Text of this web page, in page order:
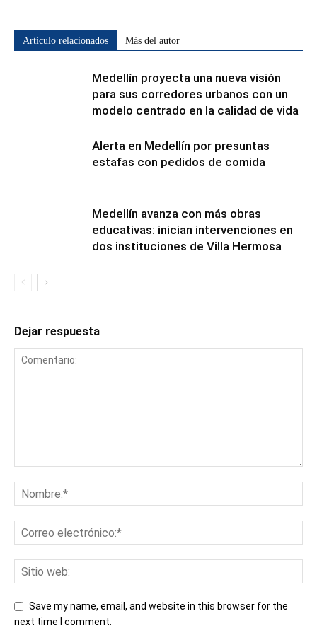
Artículo relacionados Más del autor
Medellín proyecta una nueva visión
para sus corredores urbanos con un
modelo centrado en la calidad de vida
Alerta en Medellín por presuntas
estafas con pedidos de comida
Medellín avanza con más obras
educativas: inician intervenciones en
dos instituciones de Villa Hermosa
Dejar respuesta
Save my name, email, and website in this browser for the
next time I comment.